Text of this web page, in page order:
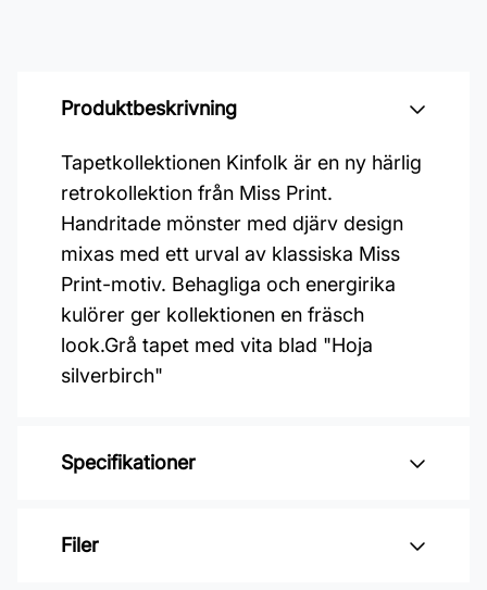
Produktbeskrivning
Tapetkollektionen Kinfolk är en ny härlig
retrokollektion från Miss Print.
Handritade mönster med djärv design
mixas med ett urval av klassiska Miss
Print-motiv. Behagliga och energirika
kulörer ger kollektionen en fräsch
look.Grå tapet med vita blad "Hoja
silverbirch"
Specifikationer
Varumärke: Midbec Tapeter
Filer